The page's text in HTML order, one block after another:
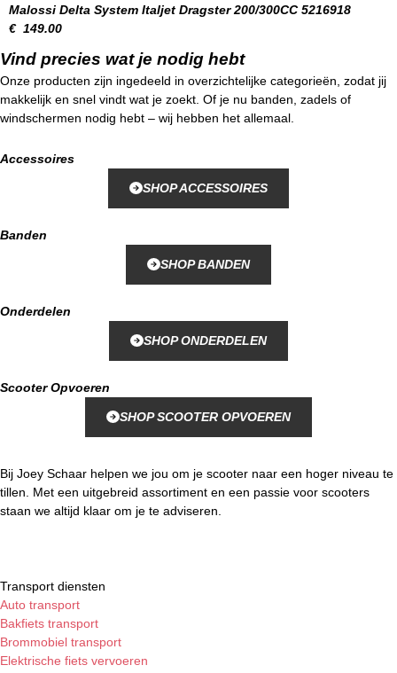
Malossi Delta System Italjet Dragster 200/300CC 5216918
€ 149.00
Vind precies wat je nodig hebt
Onze producten zijn ingedeeld in overzichtelijke categorieën, zodat jij
makkelijk en snel vindt wat je zoekt. Of je nu banden, zadels of
windschermen nodig hebt – wij hebben het allemaal.
Accessoires
SHOP ACCESSOIRES
Banden
SHOP BANDEN
Onderdelen
SHOP ONDERDELEN
Scooter Opvoeren
SHOP SCOOTER OPVOEREN
Bij Joey Schaar helpen we jou om je scooter naar een hoger niveau te
tillen. Met een uitgebreid assortiment en een passie voor scooters
staan we altijd klaar om je te adviseren.
Transport diensten
Auto transport
Bakfiets transport
Brommobiel transport
Elektrische fiets vervoeren